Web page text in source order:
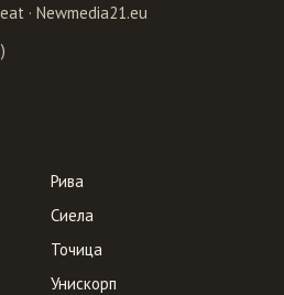
· Newmedia21.eu
Рива
Сиела
Точица
Унискорп